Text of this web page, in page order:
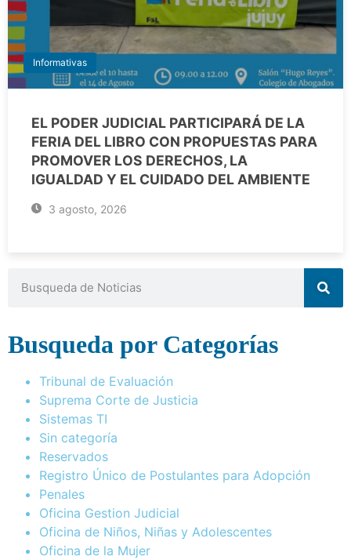
Informativas
EL PODER JUDICIAL PARTICIPARÁ DE LA
FERIA DEL LIBRO CON PROPUESTAS PARA
PROMOVER LOS DERECHOS, LA
IGUALDAD Y EL CUIDADO DEL AMBIENTE
3 agosto, 2026
Busqueda por Categorías
Tribunal de Evaluación
Suprema Corte de Justicia
Sistemas TI
Sin categoría
Reservados
Registro Único de Postulantes para Adopción
Penales
Oficina Gestion Judicial
Oficina de Niños, Niñas y Adolescentes
Oficina de la Mujer